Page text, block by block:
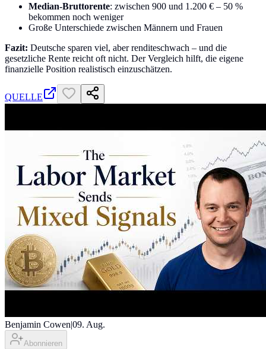
Median-Bruttorente: zwischen 900 und 1.200 € – 50 %
bekommen noch weniger
Große Unterschiede zwischen Männern und Frauen
Fazit: Deutsche sparen viel, aber renditeschwach – und die
gesetzliche Rente reicht oft nicht. Der Vergleich hilft, die eigene
finanzielle Position realistisch einzuschätzen.
QUELLE
Benjamin Cowen|09. Aug.
Abonnieren